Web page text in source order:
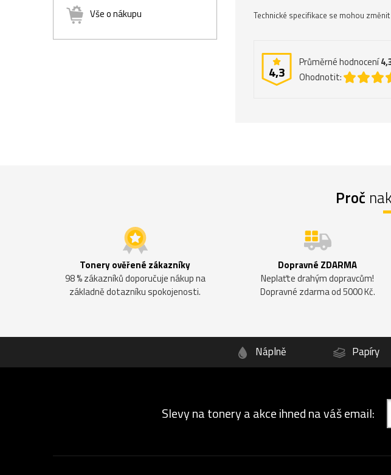
Vše o nákupu Technické specifikace se mohou
4,3
Průměrné hodnocení
Ohodnotit:
Proč
Tonery ověřené zákazníky
98 % zákazníků doporučuje nákup na
základně dotazníku spokojenosti.
Dopravné ZDARMA
Neplaťte drahým dopravcům!
Dopravné zdarma od 5000 Kč.
Náplně Papíry
Slevy na tonery a akce ihned na váš email: